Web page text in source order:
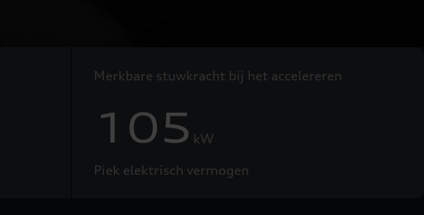
Merkbare stuwkracht bij het accelereren
105 kW
Piek elektrisch vermogen